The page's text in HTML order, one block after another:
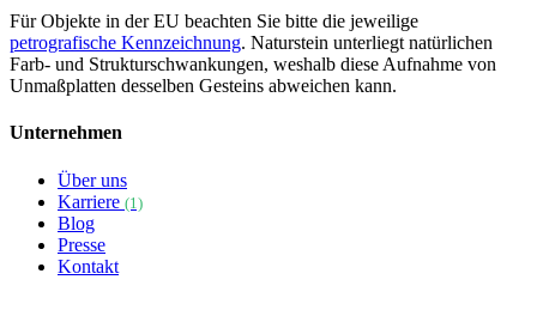
Für Objekte in der EU beachten Sie bitte die jeweilige
petrografische Kennzeichnung. Naturstein unterliegt natürlichen
Farb- und Strukturschwankungen, weshalb diese Aufnahme von
Unmaßplatten desselben Gesteins abweichen kann.
Unternehmen
Über uns
Karriere (1)
Blog
Presse
Kontakt